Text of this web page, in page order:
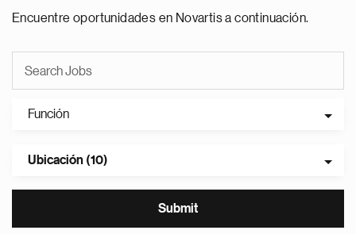
Encuentre oportunidades en Novartis a continuación.
Función
Ubicación (10)